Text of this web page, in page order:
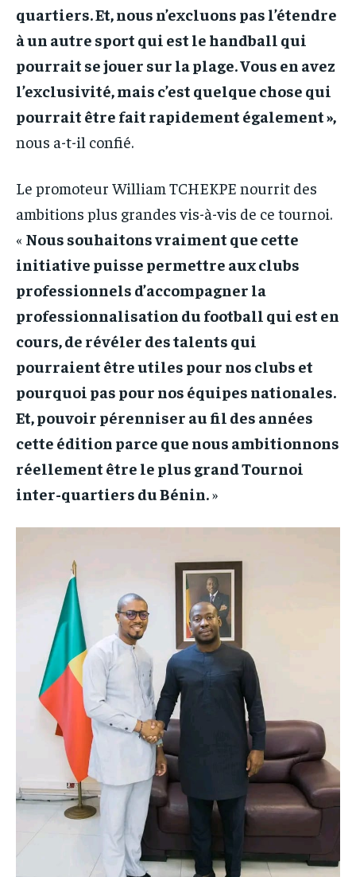
quartiers. Et, nous n’excluons pas l’étendre
à un autre sport qui est le handball qui
pourrait se jouer sur la plage. Vous en avez
l’exclusivité, mais c’est quelque chose qui
pourrait être fait rapidement également »,
nous a-t-il confié.
Le promoteur William TCHEKPE nourrit des
ambitions plus grandes vis-à-vis de ce tournoi.
« Nous souhaitons vraiment que cette
initiative puisse permettre aux clubs
professionnels d’accompagner la
professionnalisation du football qui est en
cours, de révéler des talents qui
pourraient être utiles pour nos clubs et
pourquoi pas pour nos équipes nationales.
Et, pouvoir pérenniser au fil des années
cette édition parce que nous ambitionnons
réellement être le plus grand Tournoi
inter-quartiers du Bénin.»